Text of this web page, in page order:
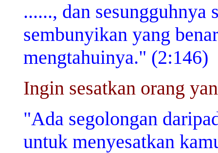
......, dan sesungguhnya
sembunyikan yang
mengtahuinya." (2:146)
Ingin sesatkan orang
"Ada segolongan
untuk menyesatkan